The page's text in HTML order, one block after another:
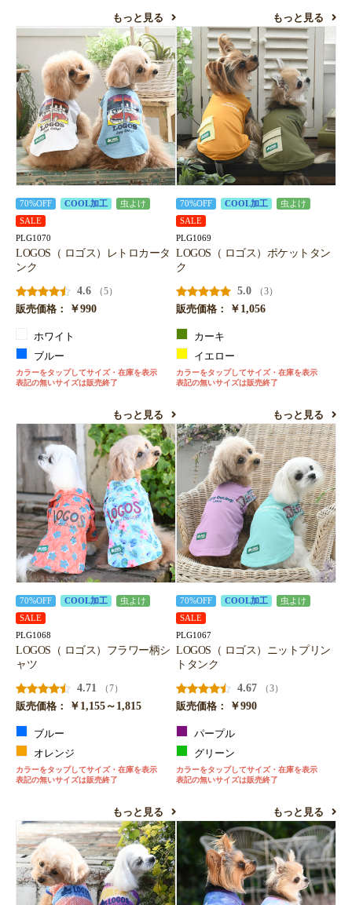
もっと見る もっと見る
70%OFF COOL加工
虫よけ
SALE
PLG1070
LOGOS（ ロゴス）レトロカータ
ンク
4.6
（5）
販売価格：
￥990
ホワイト
ブルー
カラーをタップしてサイズ・在庫を表示
表記の無いサイズは販売終了
もっと見る
70%OFF COOL加工
虫よけ
SALE
PLG1069
LOGOS（ ロゴス）ポケットタン
ク
5.0
（3）
販売価格：
￥1,056
カーキ
イエロー
カラーをタップしてサイズ・在庫を表示
表記の無いサイズは販売終了
もっと見る
70%OFF COOL加工
虫よけ
SALE
PLG1068
LOGOS（ ロゴス）フラワー柄シ
ャツ
4.71
（7）
販売価格：
￥1,155～1,815
ブルー
オレンジ
カラーをタップしてサイズ・在庫を表示
表記の無いサイズは販売終了
もっと見る
70%OFF COOL加工
虫よけ
SALE
PLG1067
LOGOS（ ロゴス）ニットプリン
トタンク
4.67
（3）
販売価格：
￥990
パープル
グリーン
カラーをタップしてサイズ・在庫を表示
表記の無いサイズは販売終了
もっと見る